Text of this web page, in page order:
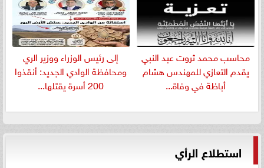
​محاسب محمد ثروت عبد النبي
يقدم التعازي للمهندس هشام
أباظة في وفاة...
إلى رئيس الوزراء ووزير الري
ومحافظة الوادي الجديد: أنقذوا
200 أسرة يقتلها...
استطلاع الرأي